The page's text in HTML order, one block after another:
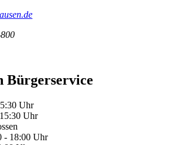
Bürgerservice
Uhr
Uhr
- 18:00 Uhr